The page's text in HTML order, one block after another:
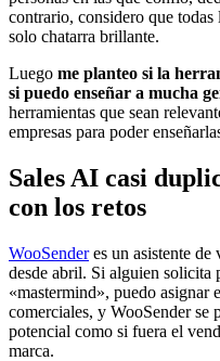
contrario, considero que todas
solo chatarra brillante.
Luego me planteo si la
si puedo enseñar a mucha
herramientas que sean
empresas para poder
Sales AI casi
con los retos
WooSenderes un asistente de
desde abril. Si alguien solicita
«mastermind», puedo asignar
comerciales, y WooSender se
potencial como si fuera el
marca.